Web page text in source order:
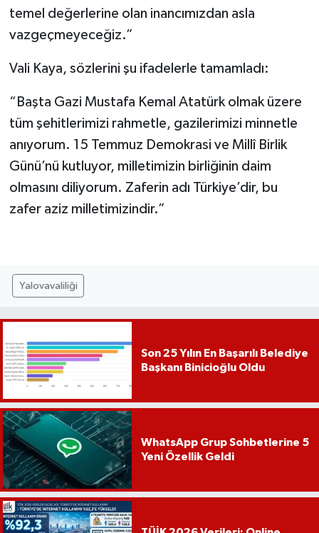
temel değerlerine olan inancımızdan asla
vazgeçmeyeceğiz.”
Vali Kaya, sözlerini şu ifadelerle tamamladı:
“Başta Gazi Mustafa Kemal Atatürk olmak üzere
tüm şehitlerimizi rahmetle, gazilerimizi minnetle
anıyorum. 15 Temmuz Demokrasi ve Millî Birlik
Günü’nü kutluyor, milletimizin birliğinin daim
olmasını diliyorum. Zaferin adı Türkiye’dir, bu
zafer aziz milletimizindir.”
Yalovavaliliği
Son 25 Yılın En Başarılı Belediye
Başkanı Binicioğlu Oldu
WhatsApp Grup Sohbetlerine 5
Yeni Özellik Geldi